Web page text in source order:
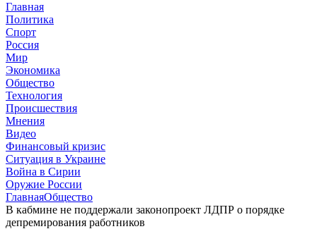
Главная
Политика
Спорт
Россия
Мир
Экономика
Общество
Технология
Происшествия
Мнения
Видео
Финансовый кризис
Ситуация в Украине
Война в Сирии
Оружие России
ГлавнаяОбщество
В кабмине не поддержали законопроект ЛДПР о порядке
депремирования работников